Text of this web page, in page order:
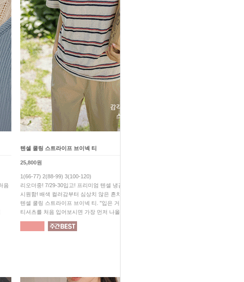
음
텐셀 쿨링 스트라이프 브이넥 티
25,800원
1(66-77) 2(88-99) 3(100-120)
리오더중! 7/29-30입고! 프리미엄 텐셀 냉감 소재! 극강의
시원함! 배색 컬러감부터 심상치 않은 흔치 않는 색감의
텐셀 쿨링 스트라이프 브이넥 티. "입은 거 맞아...?" 아마 요
티셔츠를 처음 입어보시면 가장 먼저 나올 말일거예요.